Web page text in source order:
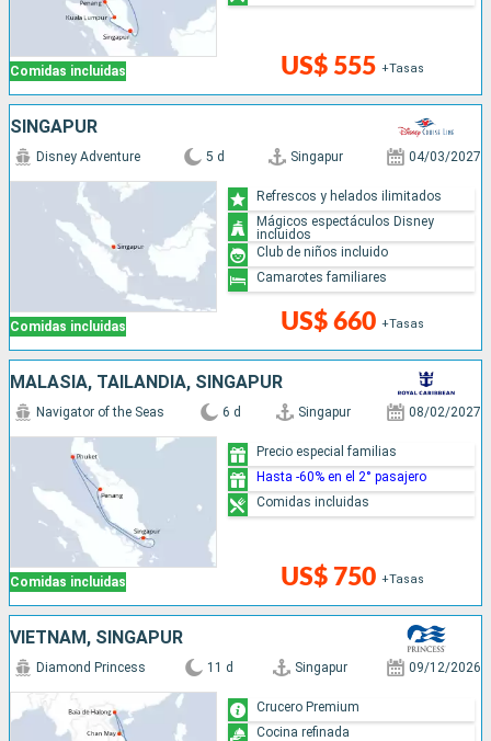
Comidas incluidas US$ 555 +Tasas
SINGAPUR
Comidas incluidas
Disney Adventure 5 d Singapur 04/03/2027
US$ 660 +Tasas
Refrescos y helados ilimitados
Mágicos espectáculos Disney
incluidos
Club de niños incluido
Camarotes familiares
MALASIA, TAILANDIA, SINGAPUR
Comidas incluidas
Navigator of the Seas 6 d Singapur 08/02/2027
US$ 750 +Tasas
Precio especial familias
Hasta -60% en el 2° pasajero
Comidas incluidas
VIETNAM, SINGAPUR
Diamond Princess 11 d Singapur 09/12/2026
Crucero Premium
Cocina refinada